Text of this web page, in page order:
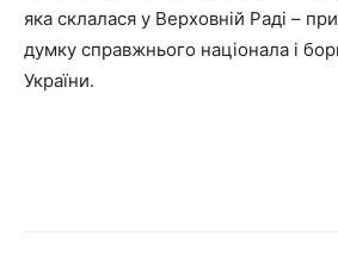
яка склалася у Верховній Раді –
думку справжнього націонала і
України.